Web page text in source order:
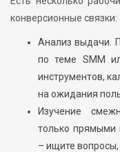
конверсионные связки:
Анализ выдачи.
по теме SMM
инструментов,
на ожидания
Изучение
только прямыми
– ищите